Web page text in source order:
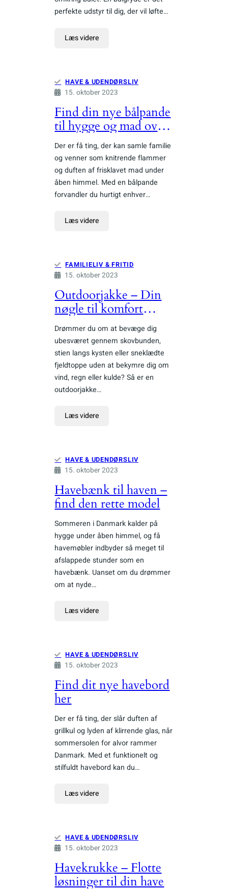
perfekte udstyr til dig, der vil løfte…
Læs videre
HAVE & UDENDØRSLIV
15. oktober 2023
Find din nye bålpande
til hygge og mad over
bål
Der er få ting, der kan samle familie
og venner som knitrende flammer
og duften af frisklavet mad under
åben himmel. Med en bålpande
forvandler du hurtigt enhver…
Læs videre
FAMILIELIV & FRITID
15. oktober 2023
Outdoorjakke – Din
nøgle til komfort
under åben himmel
Drømmer du om at bevæge dig
ubesværet gennem skovbunden,
stien langs kysten eller sneklædte
fjeldtoppe uden at bekymre dig om
vind, regn eller kulde? Så er en
outdoorjakke…
Læs videre
HAVE & UDENDØRSLIV
15. oktober 2023
Havebænk til haven –
find den rette model
Sommeren i Danmark kalder på
hygge under åben himmel, og få
havemøbler indbyder så meget til
afslappede stunder som en
havebænk. Uanset om du drømmer
om at nyde…
Læs videre
HAVE & UDENDØRSLIV
15. oktober 2023
Find dit nye havebord
her
Der er få ting, der slår duften af
grillkul og lyden af klirrende glas, når
sommersolen for alvor rammer
Danmark. Med et funktionelt og
stilfuldt havebord kan du…
Læs videre
HAVE & UDENDØRSLIV
15. oktober 2023
Havekrukke – Flotte
løsninger til din have